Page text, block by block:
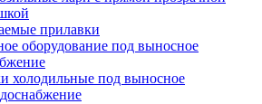
прилавки
оборудование под выносное
холодильные под выносное